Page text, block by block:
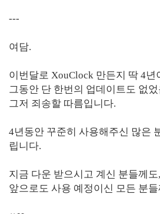
---
여담.
이번달로 XouClock 만든지 딱 4년
그동안 단 한번의 업데이트도 없
그저 죄송할 따름입니다.
4년동안 꾸준히 사용해주신 많은
립니다.
지금 다운 받으시고 계신 분들께도,
앞으로도 사용 예정이신 모든 분